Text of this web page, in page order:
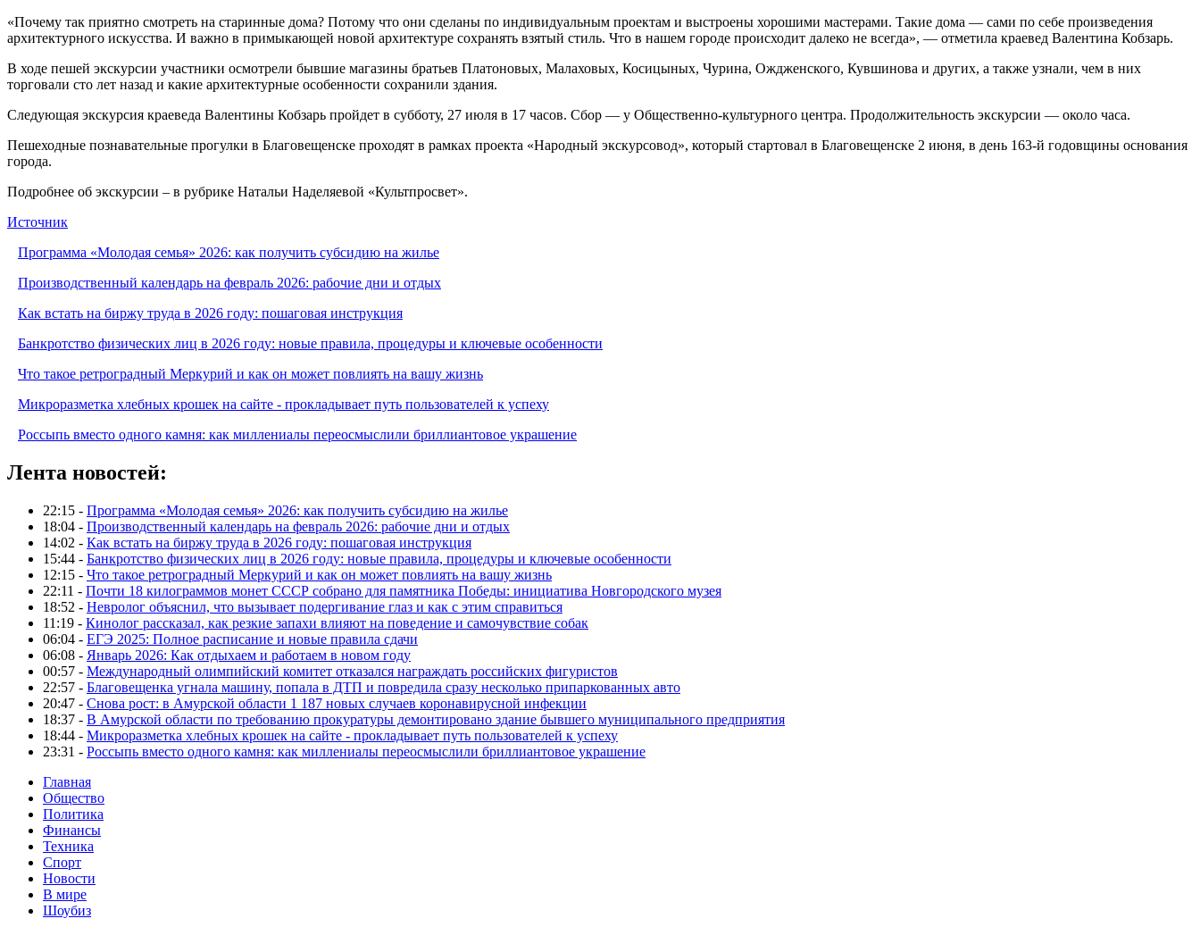
«Почему так приятно смотреть на старинные дома? Потому что они сделаны по индивидуальным проектам и выстроены хорошими мастерами. Такие дома — сами по себе произведения
архитектурного искусства. И важно в примыкающей новой архитектуре сохранять взятый стиль. Что в нашем городе происходит далеко не всегда», — отметила краевед Валентина Кобзарь.
В ходе пешей экскурсии участники осмотрели бывшие магазины братьев Платоновых, Малаховых, Косицыных, Чурина, Ождженского, Кувшинова и других, а также узнали, чем в них
торговали сто лет назад и какие архитектурные особенности сохранили здания.
Следующая экскурсия краеведа Валентины Кобзарь пройдет в субботу, 27 июля в 17 часов. Сбор — у Общественно-культурного центра. Продолжительность экскурсии — около часа.
Пешеходные познавательные прогулки в Благовещенске проходят в рамках проекта «Народный экскурсовод», который стартовал в Благовещенске 2 июня, в день 163-й годовщины основания
города.
Подробнее об экскурсии – в рубрике Натальи Наделяевой «Культпросвет».
Источник
Программа «Молодая семья» 2026: как получить субсидию на жилье
Производственный календарь на февраль 2026: рабочие дни и отдых
Как встать на биржу труда в 2026 году: пошаговая инструкция
Банкротство физических лиц в 2026 году: новые правила, процедуры и ключевые особенности
Что такое ретроградный Меркурий и как он может повлиять на вашу жизнь
Микроразметка хлебных крошек на сайте - прокладывает путь пользователей к успеху
Россыпь вместо одного камня: как миллениалы переосмыслили бриллиантовое украшение
Лента новостей:
22:15 - Программа «Молодая семья» 2026: как получить субсидию на жилье
18:04 - Производственный календарь на февраль 2026: рабочие дни и отдых
14:02 - Как встать на биржу труда в 2026 году: пошаговая инструкция
15:44 - Банкротство физических лиц в 2026 году: новые правила, процедуры и ключевые особенности
12:15 - Что такое ретроградный Меркурий и как он может повлиять на вашу жизнь
22:11 - Почти 18 килограммов монет СССР собрано для памятника Победы: инициатива Новгородского музея
18:52 - Невролог объяснил, что вызывает подергивание глаз и как с этим справиться
11:19 - Кинолог рассказал, как резкие запахи влияют на поведение и самочувствие собак
06:04 - ЕГЭ 2025: Полное расписание и новые правила сдачи
06:08 - Январь 2026: Как отдыхаем и работаем в новом году
00:57 - Международный олимпийский комитет отказался награждать российских фигуристов
22:57 - Благовещенка угнала машину, попала в ДТП и повредила сразу несколько припаркованных авто
20:47 - Снова рост: в Амурской области 1 187 новых случаев коронавирусной инфекции
18:37 - В Амурской области по требованию прокуратуры демонтировано здание бывшего муниципального предприятия
18:44 - Микроразметка хлебных крошек на сайте - прокладывает путь пользователей к успеху
23:31 - Россыпь вместо одного камня: как миллениалы переосмыслили бриллиантовое украшение
Главная
Общество
Политика
Финансы
Техника
Спорт
Новости
В мире
Шоубиз